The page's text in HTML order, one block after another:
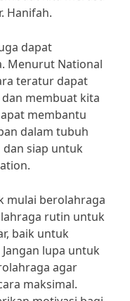
Hanifah.
dapat
Menurut National
teratur dapat
membuat kita
membantu
dalam tubuh
siap untuk
mulai berolahraga
rutin untuk
baik untuk
lupa untuk
agar
maksimal.